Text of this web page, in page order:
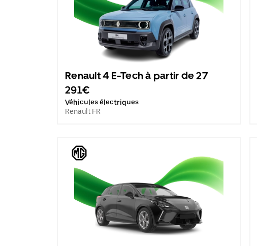
Renault 4 E-Tech à partir de 27
291€
Véhicules électriques
Renault FR